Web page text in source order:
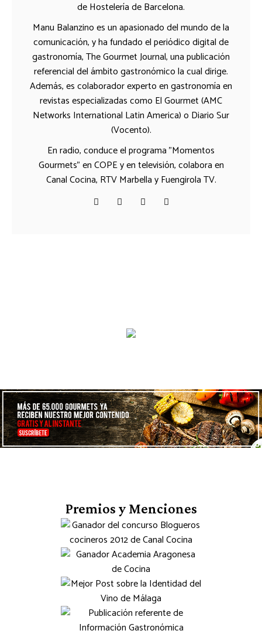
de Hostelería de Barcelona.
Manu Balanzino es un apasionado del mundo de la
comunicación, y ha fundado el periódico digital de
gastronomía, The Gourmet Journal, una publicación
referencial del ámbito gastronómico la cual dirige.
Además, es colaborador experto en gastronomía en
revistas especializadas como El Gourmet (AMC
Networks International Latin America) o Diario Sur
(Vocento).
En radio, conduce el programa "Momentos
Gourmets" en COPE y en televisión, colabora en
Canal Cocina, RTV Marbella y Fuengirola TV.
Premios y Menciones